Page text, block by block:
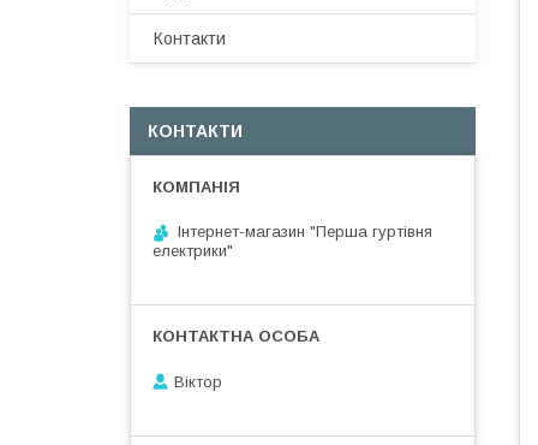
Контакти
КОНТАКТИ
Інтернет-магазин "Перша гуртівня
електрики"
Віктор